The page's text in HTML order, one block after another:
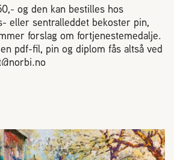
og den kan bestilles hos
eller sentralleddet bekoster pin,
forslag om fortjenestemedalje.
pdf-fil, pin og diplom fås altså ved